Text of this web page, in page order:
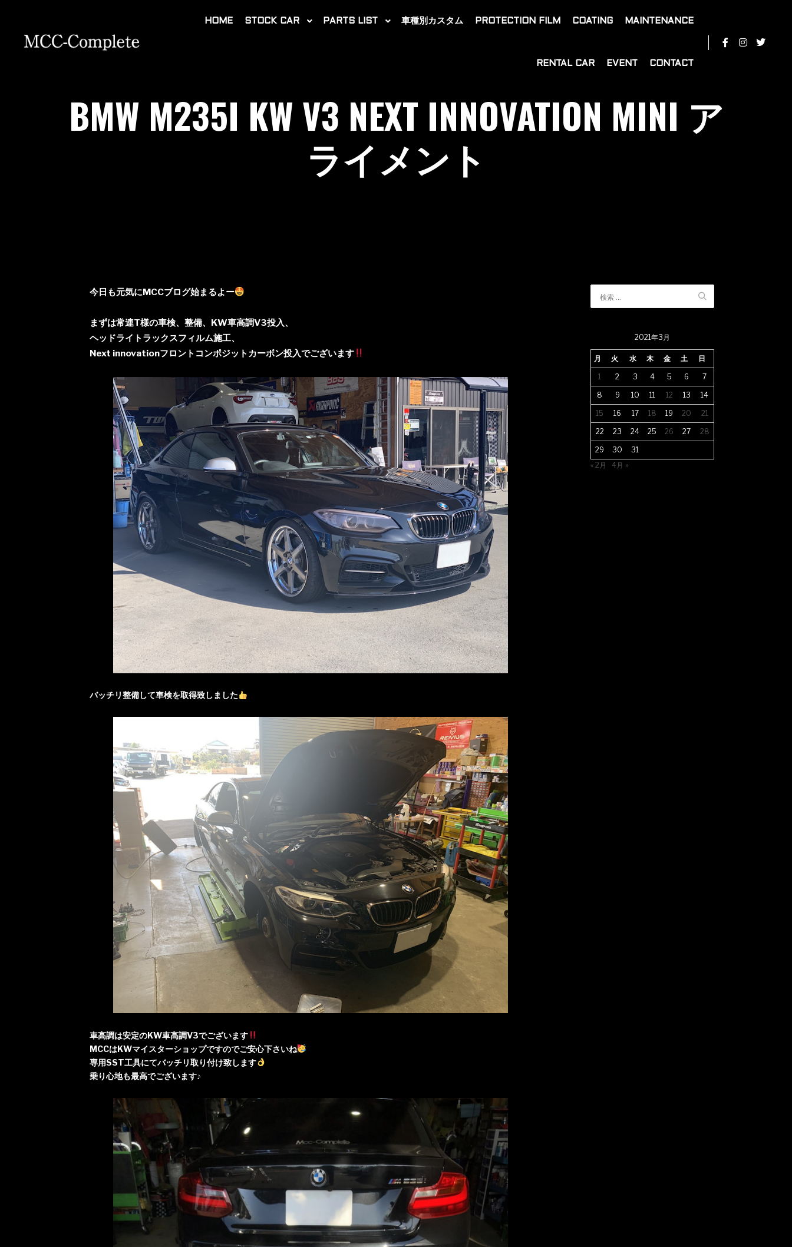
HOME STOCK CAR PARTS LIST 車種別カスタム PROTECTION FILM COATING MAINTENANCE
RENTAL CAR EVENT CONTACT
BMW M235I KW V3 NEXT INNOVATION MINI ア
ライメント
今日も元気にMCCブログ始まるよー
まずは常連T様の車検、整備、KW車高調V3投入、
ヘッドライトラックスフィルム施工、
Next innovationフロントコンポジットカーボン投入でございます
バッチリ整備して車検を取得致しました
車高調は安定のKW車高調V3でございます
MCCはKWマイスターショップですのでご安心下さいね
専用SST工具にてバッチリ取り付け致します
乗り心地も最高でございます♪
2021年3月
月 火 水 木 金 土 日
1 2 3 4 5 6 7
8 9 10 11 12 13 14
15 16 17 18 19 20 21
22 23 24 25 26 27 28
29 30
31
« 2月
4月 »